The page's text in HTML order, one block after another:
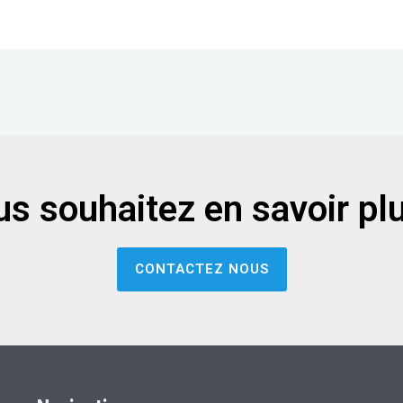
souhaitez en savoir
CONTACTEZ NOUS